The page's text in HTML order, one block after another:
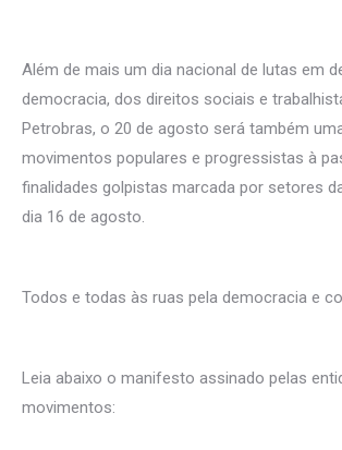
Além de mais um dia nacional de lutas em
democracia, dos direitos sociais e
Petrobras, o 20 de agosto será também
movimentos populares e progressistas à
finalidades golpistas marcada por setores
dia 16 de agosto.
Todos e todas às ruas pela democracia e
Leia abaixo o manifesto assinado pelas
movimentos: